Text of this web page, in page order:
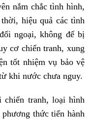
nắm chắc tình hình,
hiệu quả các tình
ngoại, không để bị
cơ chiến tranh, xung
tốt nhiệm vụ bảo vệ
khi nước chưa nguy.
chiến tranh, loại hình
thức tiến hành